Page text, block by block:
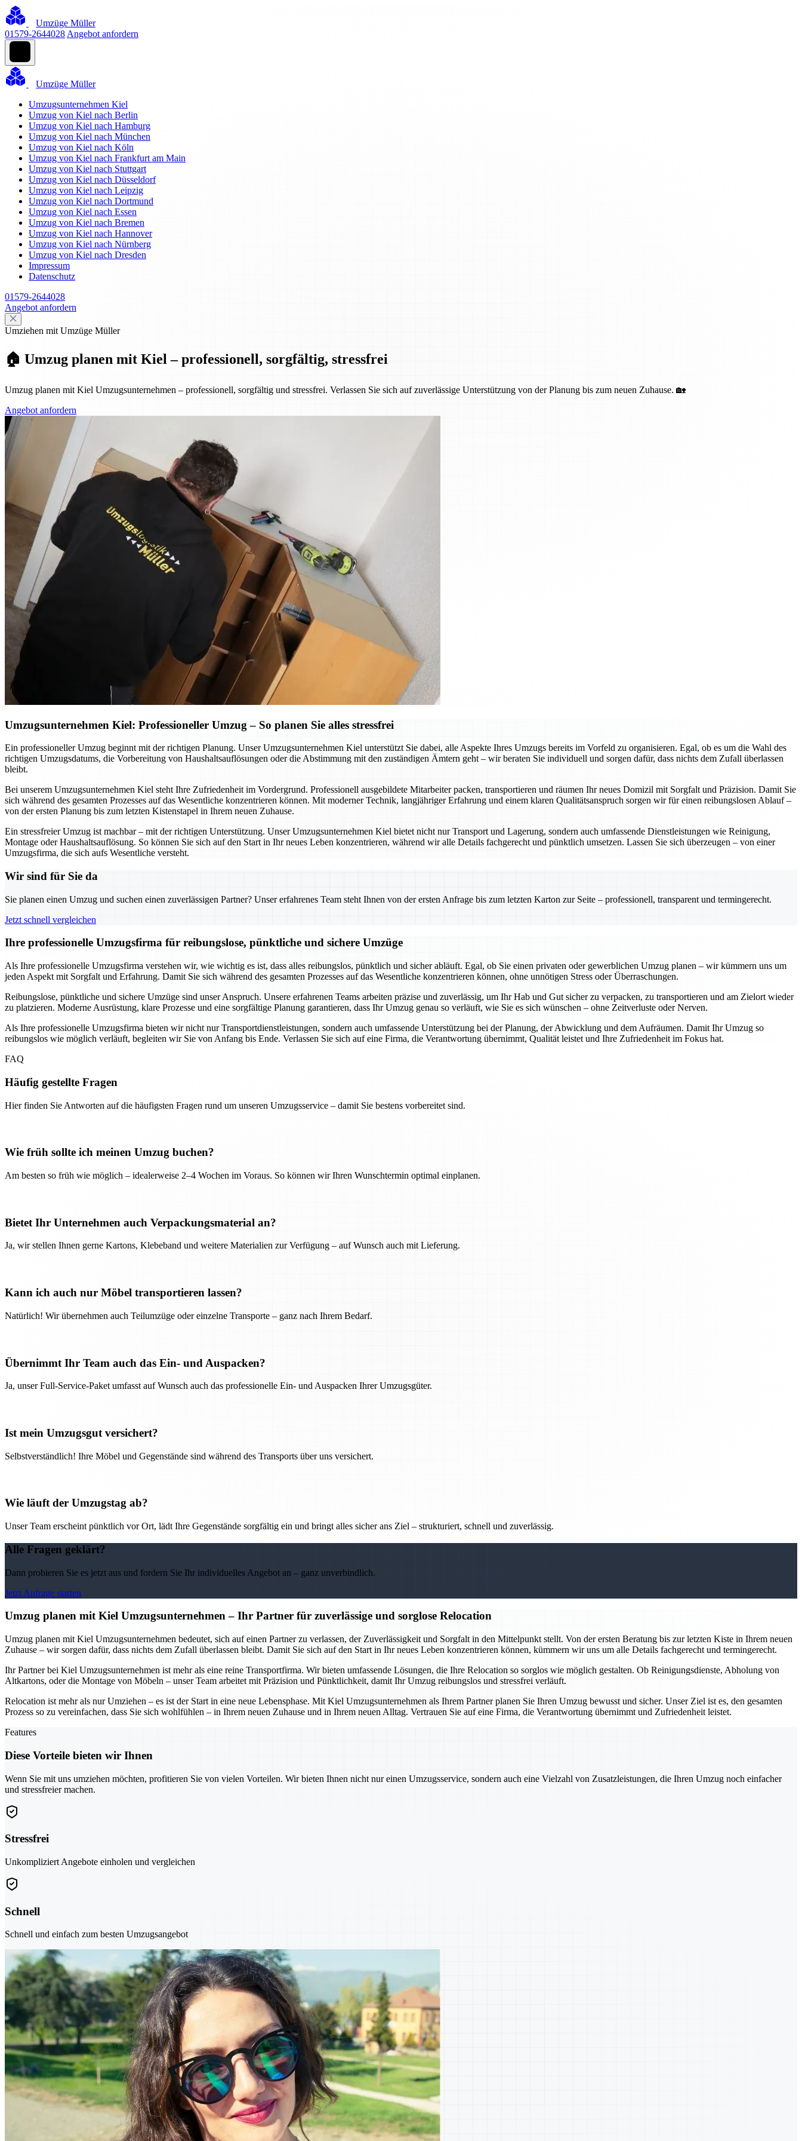
Umzüge Müller
01579-2644028 Angebot anfordern
Umzüge Müller
Umzugsunternehmen Kiel
Umzug von Kiel nach Berlin
Umzug von Kiel nach Hamburg
Umzug von Kiel nach München
Umzug von Kiel nach Köln
Umzug von Kiel nach Frankfurt am Main
Umzug von Kiel nach Stuttgart
Umzug von Kiel nach Düsseldorf
Umzug von Kiel nach Leipzig
Umzug von Kiel nach Dortmund
Umzug von Kiel nach Essen
Umzug von Kiel nach Bremen
Umzug von Kiel nach Hannover
Umzug von Kiel nach Nürnberg
Umzug von Kiel nach Dresden
Impressum
Datenschutz
01579-2644028
Angebot anfordern
Umziehen mit Umzüge Müller
🏠 Umzug planen mit Kiel – professionell, sorgfältig, stressfrei
Umzug planen mit Kiel Umzugsunternehmen – professionell, sorgfältig und stressfrei. Verlassen Sie sich auf zuverlässige Unterstützung von der Planung bis zum neuen Zuhause. 🏡
Angebot anfordern
Umzugsunternehmen Kiel: Professioneller Umzug – So planen Sie alles stressfrei
Ein professioneller Umzug beginnt mit der richtigen Planung. Unser Umzugsunternehmen Kiel unterstützt Sie dabei, alle Aspekte Ihres Umzugs bereits im Vorfeld zu organisieren. Egal, ob es um die Wahl des
richtigen Umzugsdatums, die Vorbereitung von Haushaltsauflösungen oder die Abstimmung mit den zuständigen Ämtern geht – wir beraten Sie individuell und sorgen dafür, dass nichts dem Zufall überlassen
bleibt.
Bei unserem Umzugsunternehmen Kiel steht Ihre Zufriedenheit im Vordergrund. Professionell ausgebildete Mitarbeiter packen, transportieren und räumen Ihr neues Domizil mit Sorgfalt und Präzision. Damit Sie
sich während des gesamten Prozesses auf das Wesentliche konzentrieren können. Mit moderner Technik, langjähriger Erfahrung und einem klaren Qualitätsanspruch sorgen wir für einen reibungslosen Ablauf –
von der ersten Planung bis zum letzten Kistenstapel in Ihrem neuen Zuhause.
Ein stressfreier Umzug ist machbar – mit der richtigen Unterstützung. Unser Umzugsunternehmen Kiel bietet nicht nur Transport und Lagerung, sondern auch umfassende Dienstleistungen wie Reinigung,
Montage oder Haushaltsauflösung. So können Sie sich auf den Start in Ihr neues Leben konzentrieren, während wir alle Details fachgerecht und pünktlich umsetzen. Lassen Sie sich überzeugen – von einer
Umzugsfirma, die sich aufs Wesentliche versteht.
Wir sind für Sie da
Sie planen einen Umzug und suchen einen zuverlässigen Partner? Unser erfahrenes Team steht Ihnen von der ersten Anfrage bis zum letzten Karton zur Seite – professionell, transparent und termingerecht.
Jetzt schnell vergleichen
Ihre professionelle Umzugsfirma für reibungslose, pünktliche und sichere Umzüge
Als Ihre professionelle Umzugsfirma verstehen wir, wie wichtig es ist, dass alles reibungslos, pünktlich und sicher abläuft. Egal, ob Sie einen privaten oder gewerblichen Umzug planen – wir kümmern uns um
jeden Aspekt mit Sorgfalt und Erfahrung. Damit Sie sich während des gesamten Prozesses auf das Wesentliche konzentrieren können, ohne unnötigen Stress oder Überraschungen.
Reibungslose, pünktliche und sichere Umzüge sind unser Anspruch. Unsere erfahrenen Teams arbeiten präzise und zuverlässig, um Ihr Hab und Gut sicher zu verpacken, zu transportieren und am Zielort wieder
zu platzieren. Moderne Ausrüstung, klare Prozesse und eine sorgfältige Planung garantieren, dass Ihr Umzug genau so verläuft, wie Sie es sich wünschen – ohne Zeitverluste oder Nerven.
Als Ihre professionelle Umzugsfirma bieten wir nicht nur Transportdienstleistungen, sondern auch umfassende Unterstützung bei der Planung, der Abwicklung und dem Aufräumen. Damit Ihr Umzug so
reibungslos wie möglich verläuft, begleiten wir Sie von Anfang bis Ende. Verlassen Sie sich auf eine Firma, die Verantwortung übernimmt, Qualität leistet und Ihre Zufriedenheit im Fokus hat.
FAQ
Häufig gestellte Fragen
Hier finden Sie Antworten auf die häufigsten Fragen rund um unseren Umzugsservice – damit Sie bestens vorbereitet sind.
Wie früh sollte ich meinen Umzug buchen?
Am besten so früh wie möglich – idealerweise 2–4 Wochen im Voraus. So können wir Ihren Wunschtermin optimal einplanen.
Bietet Ihr Unternehmen auch Verpackungsmaterial an?
Ja, wir stellen Ihnen gerne Kartons, Klebeband und weitere Materialien zur Verfügung – auf Wunsch auch mit Lieferung.
Kann ich auch nur Möbel transportieren lassen?
Natürlich! Wir übernehmen auch Teilumzüge oder einzelne Transporte – ganz nach Ihrem Bedarf.
Übernimmt Ihr Team auch das Ein- und Auspacken?
Ja, unser Full-Service-Paket umfasst auf Wunsch auch das professionelle Ein- und Auspacken Ihrer Umzugsgüter.
Ist mein Umzugsgut versichert?
Selbstverständlich! Ihre Möbel und Gegenstände sind während des Transports über uns versichert.
Wie läuft der Umzugstag ab?
Unser Team erscheint pünktlich vor Ort, lädt Ihre Gegenstände sorgfältig ein und bringt alles sicher ans Ziel – strukturiert, schnell und zuverlässig.
Alle Fragen geklärt?
Dann probieren Sie es jetzt aus und fordern Sie Ihr individuelles Angebot an – ganz unverbindlich.
Jetzt Anfrage starten
Umzug planen mit Kiel Umzugsunternehmen – Ihr Partner für zuverlässige und sorglose Relocation
Umzug planen mit Kiel Umzugsunternehmen bedeutet, sich auf einen Partner zu verlassen, der Zuverlässigkeit und Sorgfalt in den Mittelpunkt stellt. Von der ersten Beratung bis zur letzten Kiste in Ihrem neuen
Zuhause – wir sorgen dafür, dass nichts dem Zufall überlassen bleibt. Damit Sie sich auf den Start in Ihr neues Leben konzentrieren können, kümmern wir uns um alle Details fachgerecht und termingerecht.
Ihr Partner bei Kiel Umzugsunternehmen ist mehr als eine reine Transportfirma. Wir bieten umfassende Lösungen, die Ihre Relocation so sorglos wie möglich gestalten. Ob Reinigungsdienste, Abholung von
Altkartons, oder die Montage von Möbeln – unser Team arbeitet mit Präzision und Pünktlichkeit, damit Ihr Umzug reibungslos und stressfrei verläuft.
Relocation ist mehr als nur Umziehen – es ist der Start in eine neue Lebensphase. Mit Kiel Umzugsunternehmen als Ihrem Partner planen Sie Ihren Umzug bewusst und sicher. Unser Ziel ist es, den gesamten
Prozess so zu vereinfachen, dass Sie sich wohlfühlen – in Ihrem neuen Zuhause und in Ihrem neuen Alltag. Vertrauen Sie auf eine Firma, die Verantwortung übernimmt und Zufriedenheit leistet.
Features
Diese Vorteile bieten wir Ihnen
Wenn Sie mit uns umziehen möchten, profitieren Sie von vielen Vorteilen. Wir bieten Ihnen nicht nur einen Umzugsservice, sondern auch eine Vielzahl von Zusatzleistungen, die Ihren Umzug noch einfacher
und stressfreier machen.
Stressfrei
Unkompliziert Angebote einholen und vergleichen
Schnell
Schnell und einfach zum besten Umzugsangebot